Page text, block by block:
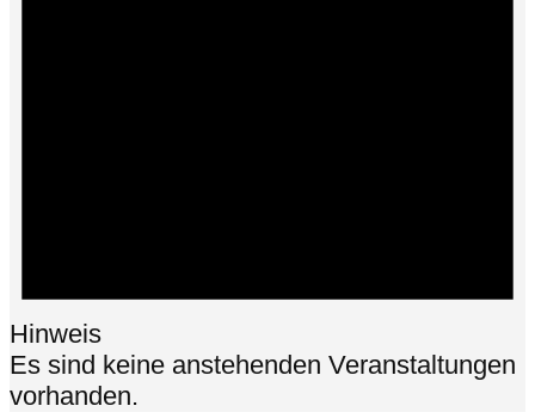
Hinweis
Es sind keine anstehenden Veranstaltungen
vorhanden.